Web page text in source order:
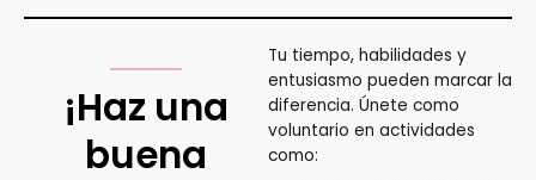
¡Haz una
buena
Tu tiempo, habilidades y
entusiasmo pueden marcar la
diferencia. Únete como
voluntario en actividades
como: